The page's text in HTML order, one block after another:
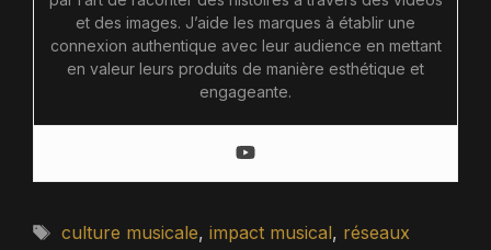
et des images. J’aide les marques à établir une
connexion authentique avec leur audience en mettant
en valeur leurs produits de manière esthétique et
engageante.
Étiquettes
culture musicale, impact musical, réseaux